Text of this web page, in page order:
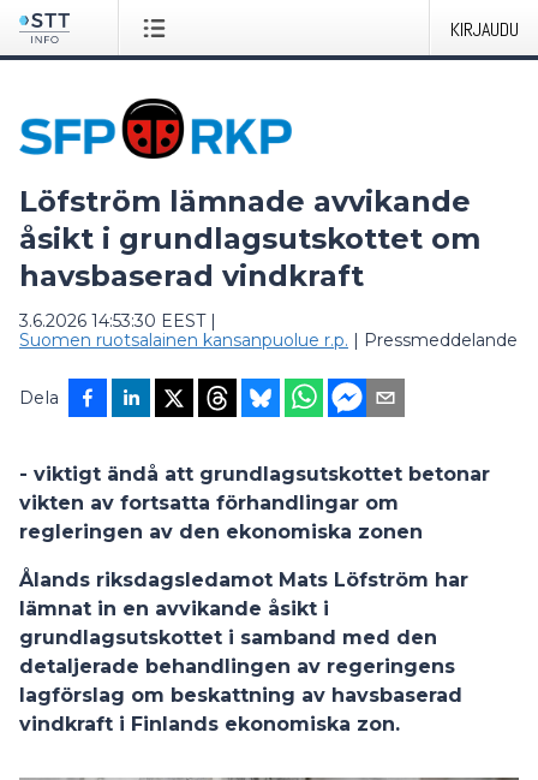
KIRJAUDU
Löfström lämnade avvikande
åsikt i grundlagsutskottet om
havsbaserad vindkraft
3.6.2026 14:53:30 EEST|
Suomen ruotsalainen kansanpuolue r.p. | Pressmeddelande
Dela
- viktigt ändå att grundlagsutskottet betonar
vikten av fortsatta förhandlingar om
regleringen av den ekonomiska zonen
Ålands riksdagsledamot Mats Löfström har
lämnat in en avvikande åsikt i
grundlagsutskottet i samband med den
detaljerade behandlingen av regeringens
lagförslag om beskattning av havsbaserad
vindkraft i Finlands ekonomiska zon.